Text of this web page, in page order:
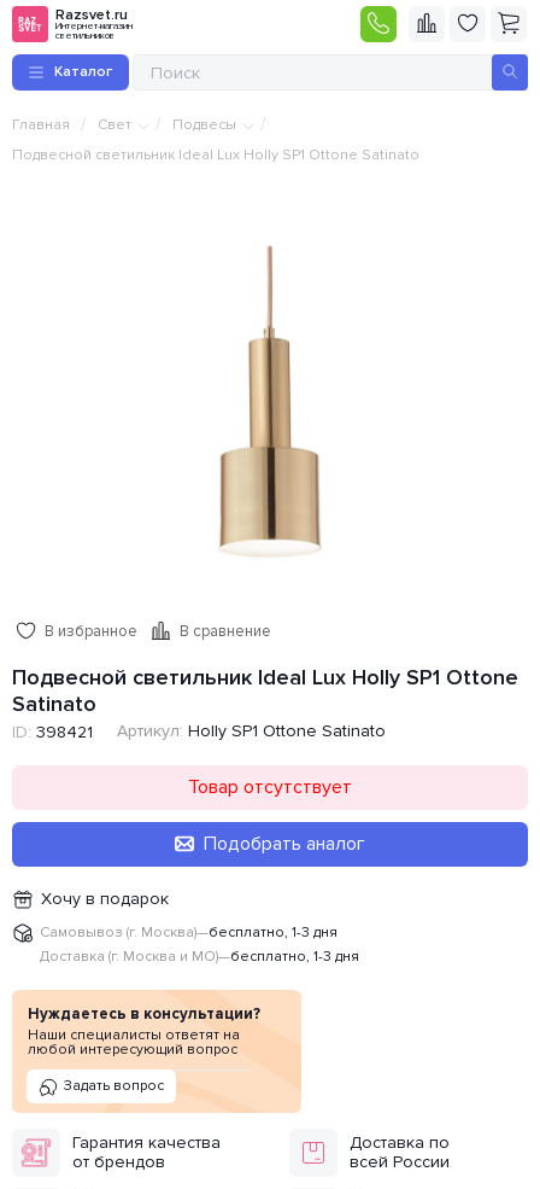
Razsvet.ru
Интернет-магазин
светильников
Каталог
Главная / Свет / Подвесы /
Подвесной светильник Ideal Lux Holly SP1 Ottone Satinato
В избранное В сравнение
Подвесной светильник Ideal Lux Holly SP1 Ottone
Satinato
ID: 398421 Артикул: Holly SP1 Ottone Satinato
Товар отсутствует
Подобрать аналог
Хочу в подарок
Самовывоз (г. Москва)—бесплатно, 1-3 дня
Доставка (г. Москва и МО)—бесплатно, 1-3 дня
Нуждаетесь в консультации?
Наши специалисты ответят на
любой интересующий вопрос
Задать вопрос
Гарантия качества
от брендов
Доставка по
всей России